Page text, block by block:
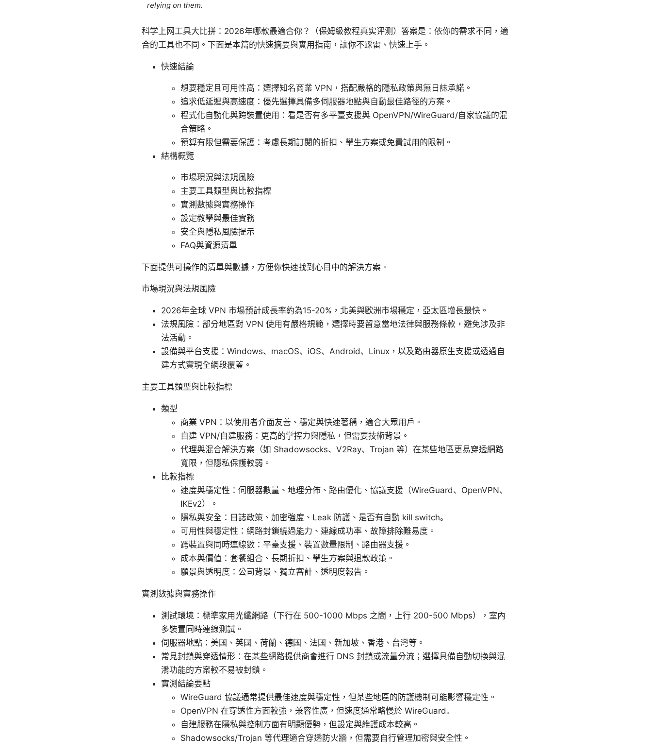
relying on them.
科学上网工具大比拼：2026年哪款最適合你？（保姆級教程真实评测）答案是：依你的需求不同，適
合的工具也不同。下面是本篇的快速摘要與實用指南，讓你不踩雷、快速上手。
快速結論
想要穩定且可用性高：選擇知名商業 VPN，搭配嚴格的隱私政策與無日誌承諾。
追求低延遲與高速度：優先選擇具備多伺服器地點與自動最佳路徑的方案。
程式化自動化與跨裝置使用：看是否有多平臺支援與 OpenVPN/WireGuard/自家協議的混
合策略。
預算有限但需要保護：考慮長期訂閱的折扣、學生方案或免費試用的限制。
結構概覽
市場現況與法規風險
主要工具類型與比較指標
實測數據與實務操作
設定教學與最佳實務
安全與隱私風險提示
FAQ與資源清單
下面提供可操作的清單與數據，方便你快速找到心目中的解決方案。
市場現況與法規風險
2026年全球 VPN 市場預計成長率約為15-20%，北美與歐洲市場穩定，亞太區增長最快。
法規風險：部分地區對 VPN 使用有嚴格規範，選擇時要留意當地法律與服務條款，避免涉及非
法活動。
設備與平台支援：Windows、macOS、iOS、Android、Linux，以及路由器原生支援或透過自
建方式實現全網段覆蓋。
主要工具類型與比較指標
類型
商業 VPN：以使用者介面友善、穩定與快速著稱，適合大眾用戶。
自建 VPN/自建服務：更高的掌控力與隱私，但需要技術背景。
代理與混合解決方案（如 Shadowsocks、V2Ray、Trojan 等）在某些地區更易穿透網路
寬限，但隱私保護較弱。
比較指標
速度與穩定性：伺服器數量、地理分佈、路由優化、協議支援（WireGuard、OpenVPN、
IKEv2）。
隱私與安全：日誌政策、加密強度、Leak 防護、是否有自動 kill switch。
可用性與穩定性：網路封鎖繞過能力、連線成功率、故障排除難易度。
跨裝置與同時連線數：平臺支援、裝置數量限制、路由器支援。
成本與價值：套餐組合、長期折扣、學生方案與退款政策。
願景與透明度：公司背景、獨立審計、透明度報告。
實測數據與實務操作
測試環境：標準家用光纖網路（下行在 500-1000 Mbps 之間，上行 200-500 Mbps），室內
多裝置同時連線測試。
伺服器地點：美國、英國、荷蘭、德國、法國、新加坡、香港、台灣等。
常見封鎖與穿透情形：在某些網路提供商會進行 DNS 封鎖或流量分流；選擇具備自動切換與混
淆功能的方案較不易被封鎖。
實測結論要點
WireGuard 協議通常提供最佳速度與穩定性，但某些地區的防護機制可能影響穩定性。
OpenVPN 在穿透性方面較強，兼容性廣，但速度通常略慢於 WireGuard。
自建服務在隱私與控制方面有明顯優勢，但設定與維護成本較高。
Shadowsocks/Trojan 等代理適合穿透防火牆，但需要自行管理加密與安全性。